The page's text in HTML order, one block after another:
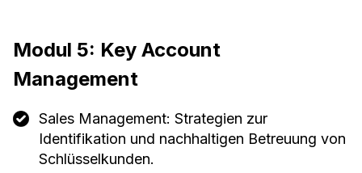
Modul 5: Key Account
Management
Sales Management: Strategien zur
Identifikation und nachhaltigen Betreuung von
Schlüsselkunden.